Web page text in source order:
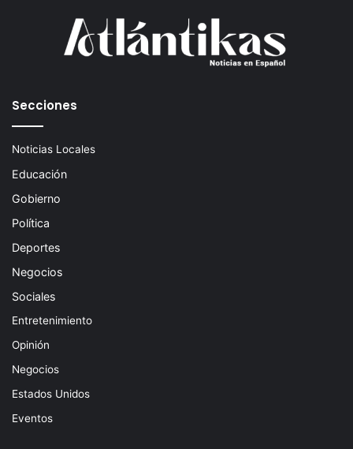
Secciones
Noticias Locales
Educación
Gobierno
Política
Deportes
Negocios
Sociales
Entretenimiento
Opinión
Negocios
Estados Unidos
Eventos